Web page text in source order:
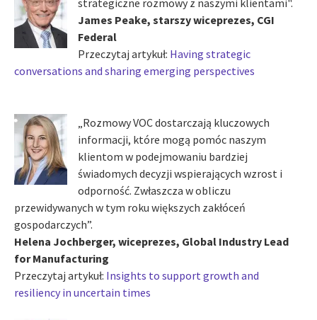
strategiczne rozmowy z naszymi klientami".
James Peake, starszy wiceprezes, CGI
Federal
Przeczytaj artykuł: Having strategic
conversations and sharing emerging perspectives
„Rozmowy VOC dostarczają kluczowych
informacji, które mogą pomóc naszym
klientom w podejmowaniu bardziej
świadomych decyzji wspierających wzrost i
odporność. Zwłaszcza w obliczu
przewidywanych w tym roku większych zakłóceń
gospodarczych”.
Helena Jochberger, wiceprezes, Global Industry Lead
for Manufacturing
Przeczytaj artykuł: Insights to support growth and
resiliency in uncertain times